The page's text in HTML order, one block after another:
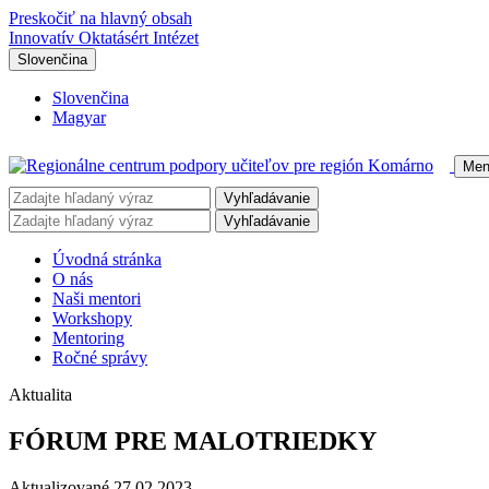
Preskočiť na hlavný obsah
Innovatív Oktatásért Intézet
Slovenčina
Slovenčina
Magyar
Vyhľadávanie
Vyhľadávanie
Úvodná stránka
O nás
Naši mentori
Workshopy
Mentoring
Ročné správy
Aktualita
FÓRUM PRE MALOTRIEDKY